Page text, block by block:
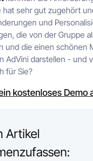
hat sehr gut zugehört
und
die von der Gruppe
und die einen schönen
AdVini darstellen - und
für Sie?
kostenloses Demo
Artikel